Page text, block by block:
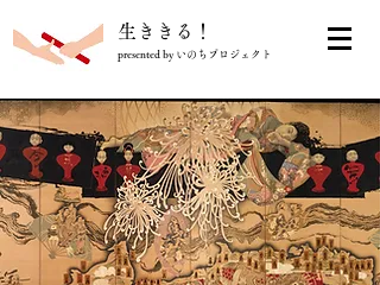
​生ききる！
presented by いのちプロジェクト